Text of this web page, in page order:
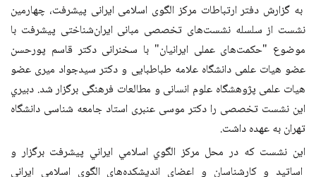
به گزارش دفتر ارتباطات مرکز الگوی اسلامی ایرانی پیشرفت، چهارمین
نشست از سلسله نشست‌های تخصصی مبانی ایران‌شناختی پیشرفت با
موضوع "حکمت‌های عملی ایرانیان" با سخنرانی دکتر قاسم پورحسن
عضو هیات علمی دانشگاه علامه طباطبایی و دکتر سیدجواد میری عضو
هیات علمی پژوهشگاه علوم انسانی و مطالعات فرهنگی برگزار شد. دبیري
این نشست تخصصی را دکتر موسی عنبری استاد جامعه شناسی دانشگاه
تهران به عهده داشت.
اين نشست كه در محل مركز الگوي اسلامي ايراني پيشرفت برگزار و
اساتید و کارشناسان و اعضای اندیشکده‌های الگوی اسلامی ایرانی